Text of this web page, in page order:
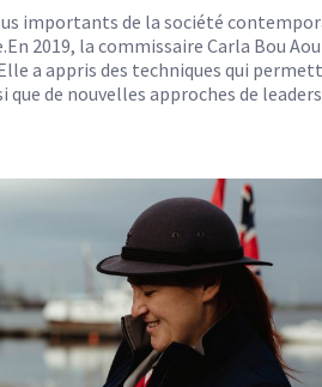
importants de la société
2019, la commissaire Carla Bou
a appris des techniques qui
de nouvelles approches de